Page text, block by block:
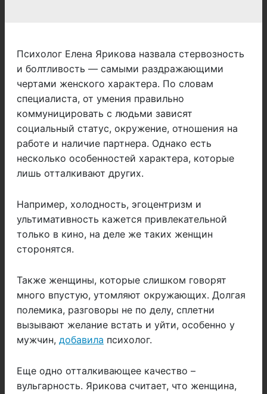
Психолог Елена Ярикова назвала стервозность
и болтливость — самыми раздражающими
чертами женского характера. По словам
специалиста, от умения правильно
коммуницировать с людьми зависят
социальный статус, окружение, отношения на
работе и наличие партнера. Однако есть
несколько особенностей характера, которые
лишь отталкивают других.
Например, холодность, эгоцентризм и
ультимативность кажется привлекательной
только в кино, на деле же таких женщин
сторонятся.
Также женщины, которые слишком говорят
много впустую, утомляют окружающих. Долгая
полемика, разговоры не по делу, сплетни
вызывают желание встать и уйти, особенно у
мужчин, добавила психолог.
Еще одно отталкивающее качество –
вульгарность. Ярикова считает, что женщина,